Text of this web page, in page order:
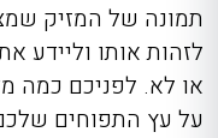
תמונה של המזיק
לזהות אותו וליידע
או לא. לפניכם כמה
על עץ התפוחים